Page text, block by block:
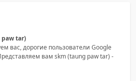
tar)
вас, дорогие пользователи Google
вам skm (taung paw tar) -